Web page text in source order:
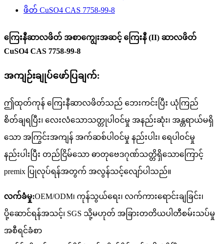
ကြေးနီဆာလဖိတ် အစာကျွေးအဆင့် ကြေးနီ (II) ဆာလဖိတ်
CuSO4 CAS 7758-99-8
အကျဉ်းချုပ်ဖော်ပြချက်:
ဤထုတ်ကုန် ကြေးနီဆာလဖိတ်သည် ဘေးကင်းပြီး ယုံကြည်
စိတ်ချရပြီး၊ လေးလံသောသတ္တုပါဝင်မှု အနည်းဆုံး၊ အန္တရာယ်မရှိ
သော အကြွင်းအကျန် အက်ဆစ်ပါဝင်မှု နည်းပါး၊ ရေပါဝင်မှု
နည်းပါးပြီး တည်ငြိမ်သော ဓာတုဗေဒဂုဏ်သတ္တိရှိသောကြောင့်
premix ပြုလုပ်ရန်အတွက် အလွန်သင့်လျော်ပါသည်။
လက်ခံမှု:OEM/ODM၊ ကုန်သွယ်ရေး၊ လက်ကားရောင်းချခြင်း၊
ပို့ဆောင်ရန်အသင့်၊ SGS သို့မဟုတ် အခြားတတိယပါတီစမ်းသပ်မှု
အစီရင်ခံစာ